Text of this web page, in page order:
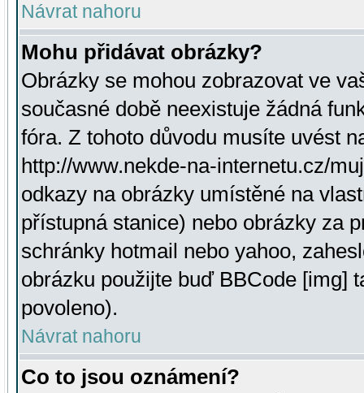
Návrat nahoru
Mohu přidávat obrázky?
Obrázky se mohou zobrazovat ve
současné době neexistuje žádná
fóra. Z tohoto důvodu musíte uvést
http://www.nekde-na-internetu.cz/
odkazy na obrázky umístěné na
přístupná stanice) nebo obrázky za
schránky hotmail nebo yahoo,
obrázku použijte buď BBCode [img]
povoleno).
Návrat nahoru
Co to jsou oznámení?